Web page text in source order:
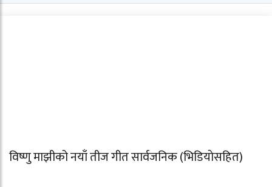
विष्णु माझीको नयाँ तीज गीत सार्वजनिक (भिडियाेसहित)